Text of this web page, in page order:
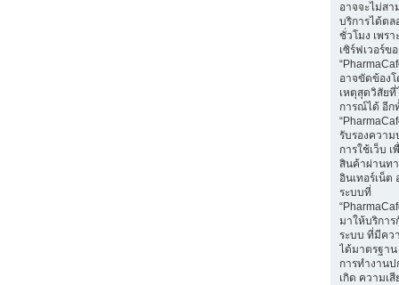
อาจจะไม่สา
บริการได้ตล
ชั่วโมง เพรา
เซิร์ฟเวอร์ข
อาจขัดข้องโ
เหตุสุดวิสัย
การณ์ได้ อีก
รับรองควา
การใช้เว็บ เ
สินค้าผ่านท
อินเทอร์เน็ต
ระบบที่
มาให้บริกา
ระบบ ที่มีคว
ได้มาตรฐา
การทำงานป
เกิด ความเ